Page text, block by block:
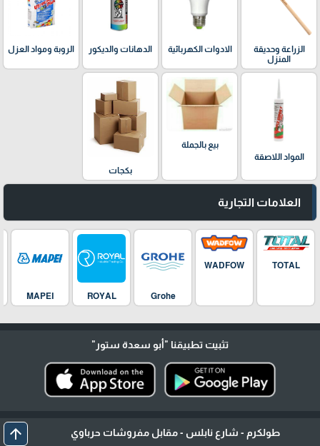
الزراعة وحديقة
المنزل
الادوات الكهربائية الدهانات والديكور الروبة ومواد العزل
المواد اللاصقة
بيع بالجملة
بكجات
العلامات التجارية
TOTAL
WADFOW
Grohe
ROYAL
MAPEI
تثبيت تطبيقنا "أبو سعدة ستور"
طولكرم - شارع نابلس - مقابل مفروشات حرباوي arrow_upward